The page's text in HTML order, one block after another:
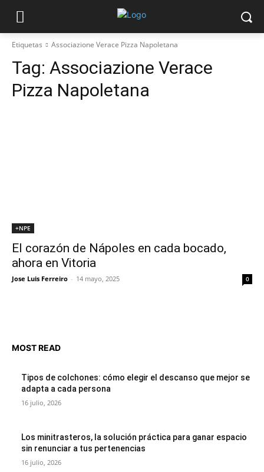
Etiquetas Associazione Verace Pizza Napoletana
Tag: Associazione Verace
Pizza Napoletana
+NPE
El corazón de Nápoles en cada bocado,
ahora en Vitoria
Jose Luis Ferreiro - 14 mayo, 2025 0
MOST READ
Tipos de colchones: cómo elegir el descanso que mejor se
adapta a cada persona
16 julio, 2026
Los minitrasteros, la solución práctica para ganar espacio
sin renunciar a tus pertenencias
16 julio, 2026